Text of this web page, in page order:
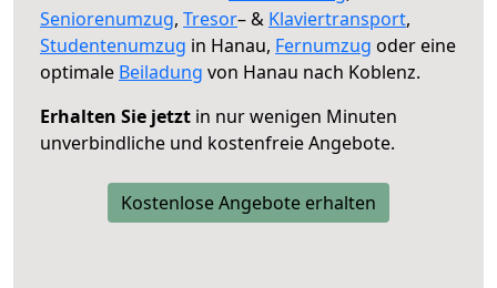
Seniorenumzug, Tresor– & Klaviertransport,
Studentenumzug in Hanau, Fernumzug oder eine
optimale Beiladung von Hanau nach Koblenz.
Erhalten Sie jetzt in nur wenigen Minuten
unverbindliche und kostenfreie Angebote.
Kostenlose Angebote erhalten